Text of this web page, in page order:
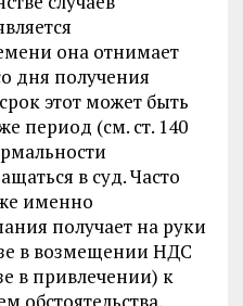
она отнимает
дня получения
этот может быть
период (см. ст. 140
в суд. Часто
именно
получает на руки
в возмещении НДС
в привлечении) к